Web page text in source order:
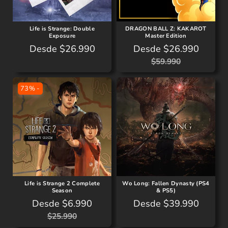
f
e
r
t
u
l
a
r
l
a
Life is Strange: Double
Exposure
P
c
i
r
e
g
u
l
a
Desde $26.990
DRAGON BALL Z: KAKAROT
Master Edition
P
e
c
i
o
e
n
e
r
t
Desde $26.990
P
e
c
i
o
r
e
l
a
r
$59.990
73% -
Life is Strange 2 Complete
Season
P
Desde $6.990
P
$25.990
Wo Long: Fallen Dynasty (PS4
& PS5)
P
Desde $39.990